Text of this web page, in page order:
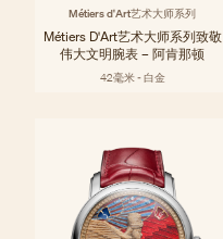
Métiers d'Art艺术大师系列
Métiers D'Art艺术大师系列致敬
伟大文明腕表 – 阿肯那顿
42毫米 - 白金